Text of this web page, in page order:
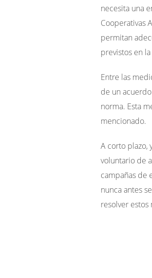
necesita una
Cooperativas
permitan
previstos en
Entre las
de un
norma. Esta
mencionado.
A corto plazo,
voluntario de
campañas de
nunca antes
resolver